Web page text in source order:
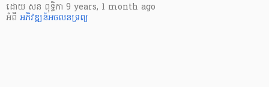
ដោយ សន ពុទ្ធិកា 9 years, 1 month ago
អំពី អភិវឌ្ឍន៍​អចលនទ្រព្យ